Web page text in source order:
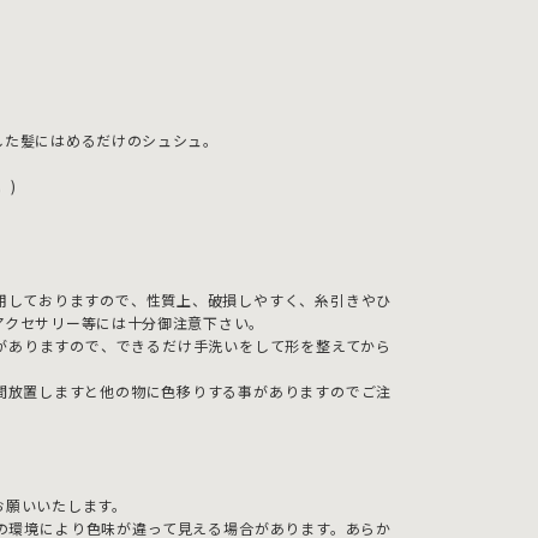
髪にはめるだけのシュシュ。
)
ておりますので、性質上、破損しやすく、糸引きやひ
セサリー等には十分御注意下さい。
りますので、できるだけ手洗いをして形を整えてから
置しますと他の物に色移りする事がありますのでご注
いいたします。
境により色味が違って見える場合があります。あらか